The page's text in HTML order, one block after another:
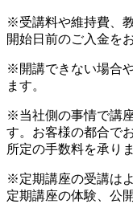
※受講料や維持費、
開始日前のご入金を
※開講できない場合
ます。
※当社側の事情で講
す。お客様の都合で
所定の手数料を承りま
※定期講座の受講は
定期講座の体験、公